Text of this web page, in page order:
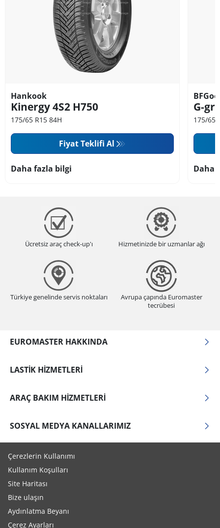
Hankook
Kinergy 4S2 H750
175/65 R15 84H
Fiyat Teklifi Al
Daha fazla bilgi
G-
175/65
Daha
Ücretsiz araç check-up'ı Hizmetinizde bir uzmanlar ağı
Türkiye genelinde servis noktaları
Avrupa çapında Euromaster
tecrübesi
EUROMASTER HAKKINDA
LASTIK HIZMETLERI
ARAÇ BAKIM HIZMETLERI
SOSYAL MEDYA KANALLARIMIZ
Çerezlerin Kullanımı
Kullanım Koşulları
Site Haritası
Bize ulaşın
Aydınlatma Beyanı
Çerez Ayarları